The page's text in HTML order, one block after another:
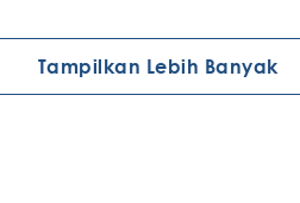
Tampilkan Lebih Banyak